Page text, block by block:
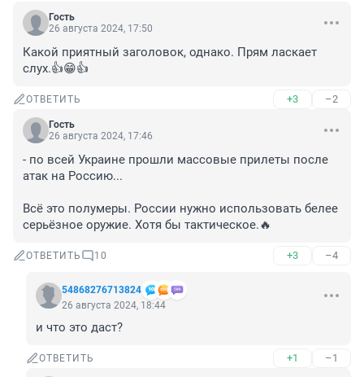
Гость
26 августа 2024, 17:50
Какой приятный заголовок, однако. Прям ласкает
слух.👍😁👍
ОТВЕТИТЬ +3 –2
Гость
26 августа 2024, 17:46
- по всей Украине прошли массовые прилеты после
атак на Россию...
Всё это полумеры. России нужно использовать белее
серьёзное оружие. Хотя бы тактическое.🔥
ОТВЕТИТЬ 10 +3 –4
54868276713824
26 августа 2024, 18:44
и что это даст?
ОТВЕТИТЬ +1 –1